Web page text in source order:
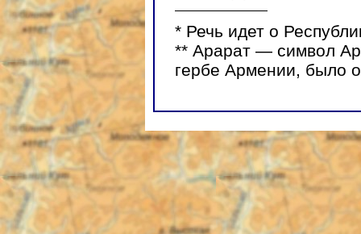
* Речь идет о
** Арарат — символ
гербе Армении, было